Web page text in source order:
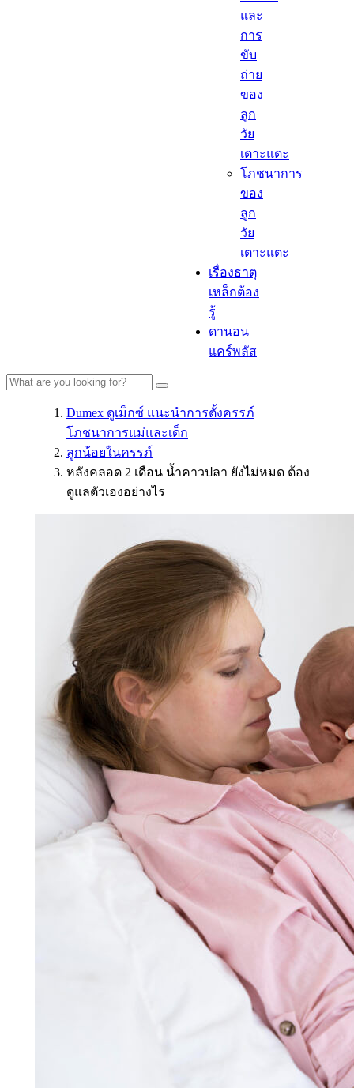
และ
การ
ขับ
ถ่าย
ของ
ลูก
วัย
เตาะแตะ
โภชนาการ
ของ
ลูก
วัย
เตาะแตะ
เรื่องธาตุ
เหล็กต้อง
รู้​
ดานอน
แคร์พลัส
Dumex ดูเม็กซ์ แนะนำการตั้งครรภ์
โภชนาการแม่และเด็ก
ลูกน้อยในครรภ์
หลังคลอด 2 เดือน น้ำคาวปลา ยังไม่หมด ต้อง
ดูแลตัวเองอย่างไร